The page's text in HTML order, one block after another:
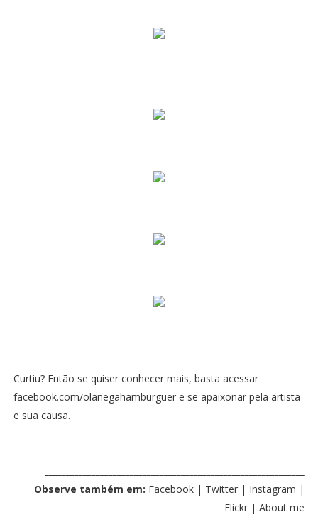
Curtiu? Então se quiser conhecer mais, basta acessar
facebook.com/olanegahamburguere se apaixonar pela artista
e sua causa.
Observe também em: Facebook | Twitter | Instagram |
Flickr |About me